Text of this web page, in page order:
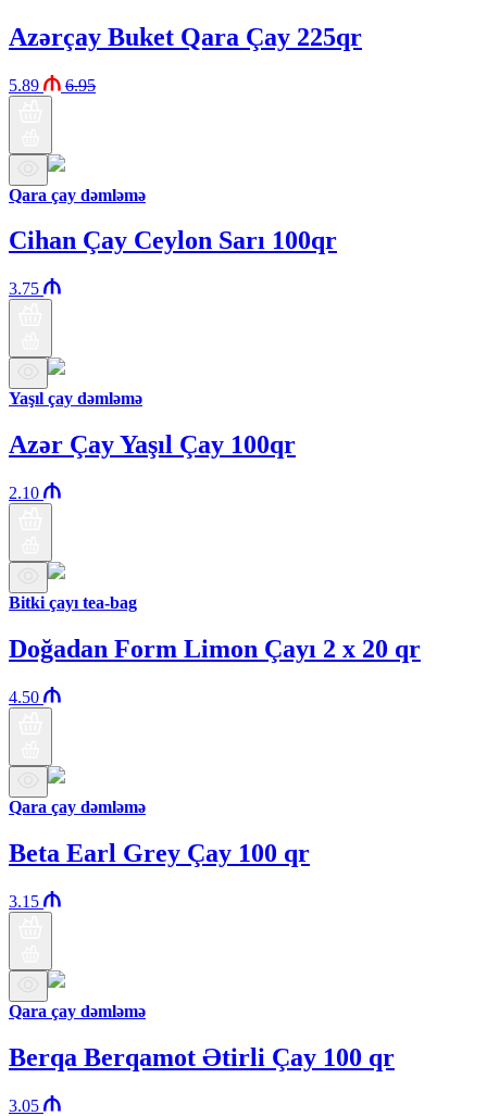
Azərçay Buket Qara Çay 225qr
5.89 6.95
Qara çay dəmləmə
Cihan Çay Ceylon Sarı 100qr
3.75
Yaşıl çay dəmləmə
Azər Çay Yaşıl Çay 100qr
2.10
Bitki çayı tea-bag
Doğadan Form Limon Çayı 2 x 20 qr
4.50
Qara çay dəmləmə
Beta Earl Grey Çay 100 qr
3.15
Qara çay dəmləmə
Berqa Berqamot Ətirli Çay 100 qr
3.05